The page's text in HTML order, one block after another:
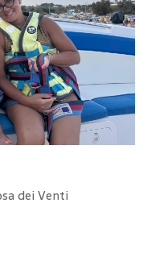
dei Venti